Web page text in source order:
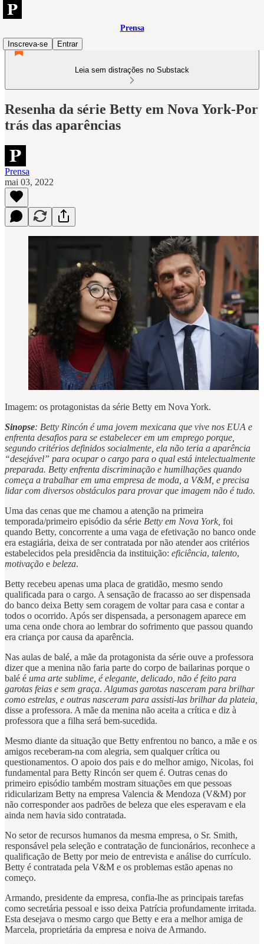
Prensa
Inscreva-se
Entrar
Leia sem distrações no Substack
Resenha da série Betty em Nova York-Por
trás das aparências
Prensa
mai 03, 2022
Imagem: os protagonistas da série Betty em Nova York.
Sinopse: Betty Rincón é uma jovem mexicana que vive nos EUA e
enfrenta desafios para se estabelecer em um emprego porque,
segundo critérios definidos socialmente, ela não teria a aparência
“desejável” para ocupar o cargo para o qual está intelectualmente
preparada. Betty enfrenta discriminação e humilhações quando
começa a trabalhar em uma empresa de moda, a V&M, e precisa
lidar com diversos obstáculos para provar que imagem não é tudo.
Uma das cenas que me chamou a atenção na primeira
temporada/primeiro episódio da série Betty em Nova York, foi
quando Betty, concorrente a uma vaga de efetivação no banco onde
era estagiária, deixa de ser contratada por não atender aos critérios
estabelecidos pela presidência da instituição: eficiência, talento,
motivação e beleza.
Betty recebeu apenas uma placa de gratidão, mesmo sendo
qualificada para o cargo. A sensação de fracasso ao ser dispensada
do banco deixa Betty sem coragem de voltar para casa e contar a
todos o ocorrido. Após ser dispensada, a personagem aparece em
uma cena onde chora ao lembrar do sofrimento que passou quando
era criança por causa da aparência.
Nas aulas de balé, a mãe da protagonista da série ouve a professora
dizer que a menina não faria parte do corpo de bailarinas porque o
balé é uma arte sublime, é elegante, delicado, não é feito para
garotas feias e sem graça. Algumas garotas nasceram para brilhar
como estrelas, e outras nasceram para assisti-las brilhar da plateia,
disse a professora. A mãe da menina não aceita a crítica e diz à
professora que a filha será bem-sucedida.
Mesmo diante da situação que Betty enfrentou no banco, a mãe e os
amigos receberam-na com alegria, sem qualquer crítica ou
questionamentos. O apoio dos pais e do melhor amigo, Nicolas, foi
fundamental para Betty Rincón ser quem é. Outras cenas do
primeiro episódio também mostram situações em que pessoas
ridicularizam Betty na empresa Valencia & Mendoza (V&M) por
não corresponder aos padrões de beleza que eles esperavam e ela
ainda nem havia sido contratada.
No setor de recursos humanos da mesma empresa, o Sr. Smith,
responsável pela seleção e contratação de funcionários, reconhece a
qualificação de Betty por meio de entrevista e análise do currículo.
Betty é contratada pela V&M e os problemas estão apenas no
começo.
Armando, presidente da empresa, confia-lhe as principais tarefas
como secretária pessoal e isso deixa Patrícia profundamente irritada.
Esta desejava o mesmo cargo que Betty e era a melhor amiga de
Marcela, proprietária da empresa e noiva de Armando.